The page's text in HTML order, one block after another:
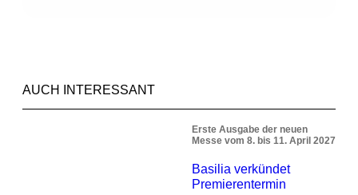
AUCH INTERESSANT
Erste Ausgabe der neuen
Messe vom 8. bis 11. April 2027
Basilia verkündet
Premierentermin